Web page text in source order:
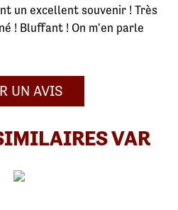
un excellent souvenir ! Très
! Bluffant ! On m'en parle
UN AVIS
VAR